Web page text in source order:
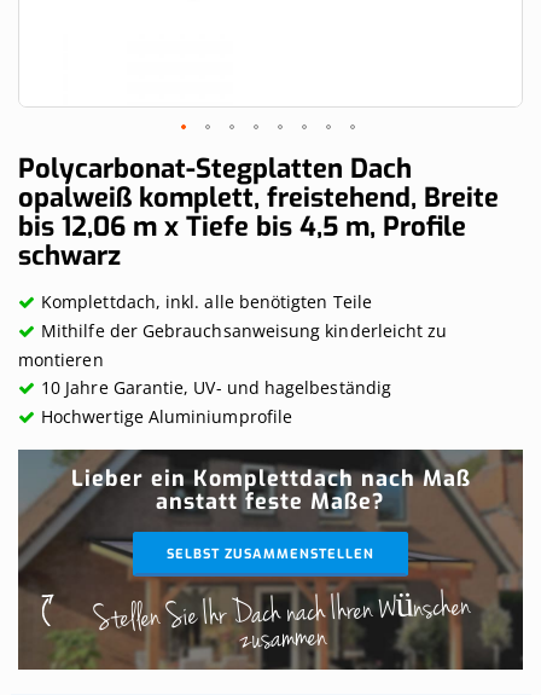
Skip
to
the
beginning
of
the
images
gallery
Polycarbonat-Stegplatten Dach
opalweiß komplett, freistehend, Breite
bis 12,06 m x Tiefe bis 4,5 m, Profile
schwarz
Komplettdach, inkl. alle benötigten Teile
Mithilfe der Gebrauchsanweisung kinderleicht zu
montieren
10 Jahre Garantie, UV- und hagelbeständig
Hochwertige Aluminiumprofile
Lieber ein Komplettdach nach Maß
anstatt feste Maße?
SELBST ZUSAMMENSTELLEN
Stellen Sie Ihr Dach nach Ihren Wünschen
zusammen